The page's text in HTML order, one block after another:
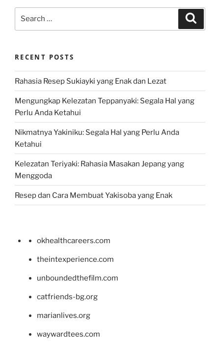
RECENT POSTS
Rahasia Resep Sukiayki yang Enak dan Lezat
Mengungkap Kelezatan Teppanyaki: Segala Hal yang
Perlu Anda Ketahui
Nikmatnya Yakiniku: Segala Hal yang Perlu Anda
Ketahui
Kelezatan Teriyaki: Rahasia Masakan Jepang yang
Menggoda
Resep dan Cara Membuat Yakisoba yang Enak
okhealthcareers.com
theintexperience.com
unboundedthefilm.com
catfriends-bg.org
marianlives.org
waywardtees.com